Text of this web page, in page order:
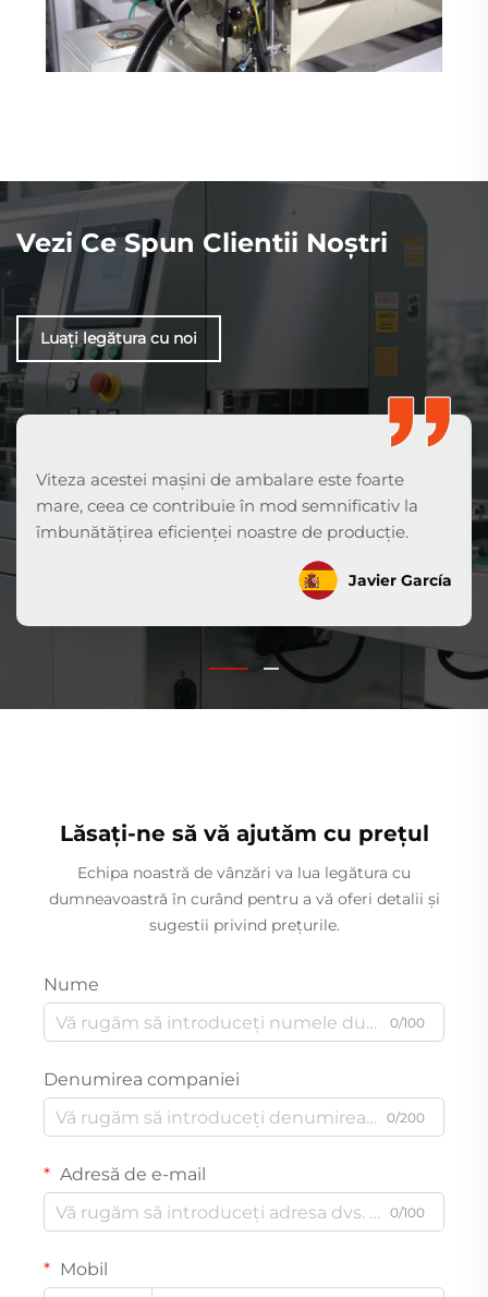
Vezi Ce Spun Clientii Noștri
Luați legătura cu noi
Viteza acestei mașini de ambalare este foarte
mare, ceea ce contribuie în mod semnificativ la
îmbunătățirea eficienței noastre de producție.
Javier García
Lăsați-ne să vă ajutăm cu prețul
Echipa noastră de vânzări va lua legătura cu
dumneavoastră în curând pentru a vă oferi detalii și
sugestii privind prețurile.
Nume
0/100
Denumirea companiei
0/200
Adresă de e-mail
0/100
Mobil